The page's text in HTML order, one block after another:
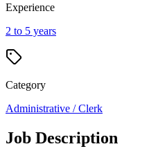
Experience
2 to 5 years
Category
Administrative / Clerk
Job Description